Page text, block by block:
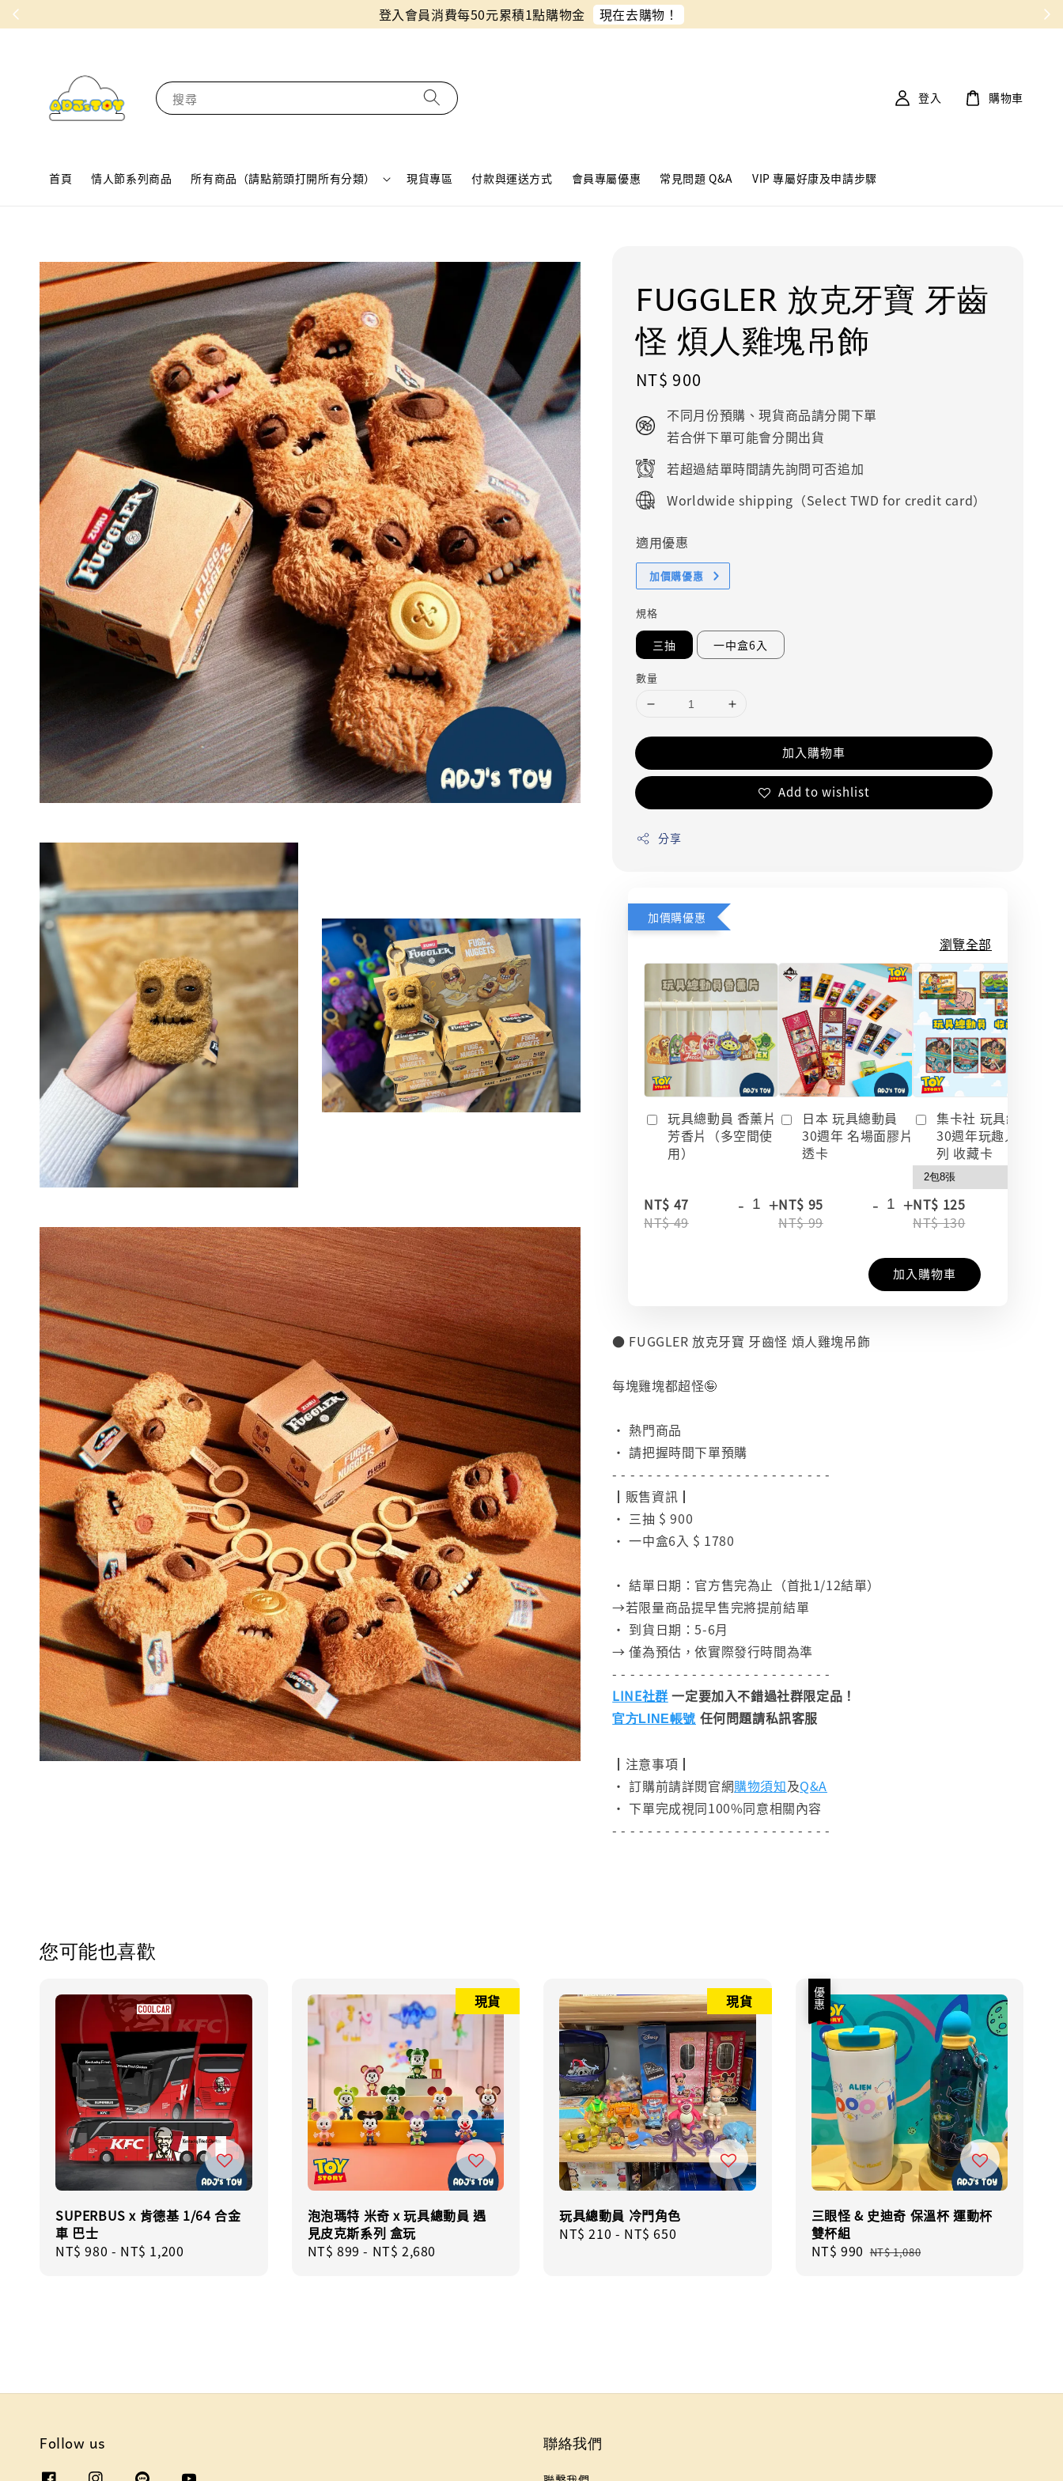
同月份預購單免費合併！只需付一筆運費
搜尋
首頁 情人節系列商品 所有商品（請點箭頭打開所有分類） 現貨專區 付款與運送方式 會員專屬優惠 常見問題 Q&A VIP 專屬好康及申請步驟
登入 購物車
FUGGLER 放克牙寶 牙齒
怪 煩人雞塊吊飾
Regular
NT$ 900
不同月份預購、現貨商品請分開下單
若合併下單可能會分開出貨
若超過結單時間請先詢問可否追加
Worldwide shipping（Select TWD for credit card）
適用優惠
加價購優惠
規格
三抽 一中盒6入
數量
加入購物車
Add to wishlist
分享
加價購優惠
瀏覽全部
玩具總動員 香薰片
芳香片（多空間使
用）
NT$ 47
NT$ 49
- +
日本 玩具總動員
30週年 名場面膠片
透卡
NT$ 95
NT$ 99
- +
集卡社 玩具總動員
30週年玩趣人生系
列 收藏卡
NT$ 125
NT$ 130
加入購物車
● FUGGLER 放克牙寶 牙齒怪 煩人雞塊吊飾
每塊雞塊都超怪🤪
• 熱門商品
• 請把握時間下單預購
- - - - - - - - - - - - - - - - - - - - - - - - -
┃販售資訊┃
• 三抽 $ 900
• 一中盒6入 $ 1780
• 結單日期：官方售完為止（首批1/12結單）
→若限量商品提早售完將提前結單
• 到貨日期：5-6月
→ 僅為預估，依實際發行時間為準
- - - - - - - - - - - - - - - - - - - - - - - - -
LINE社群 一定要加入不錯過社群限定品！
官方LINE帳號 任何問題請私訊客服
┃注意事項┃
• 訂購前請詳閱官網購物須知及Q&A
• 下單完成視同100%同意相關內容
- - - - - - - - - - - - - - - - - - - - - - - - -
您可能也喜歡
SUPERBUS x 肯德基 1/64 合金
車 巴士
Regular
NT$ 980 - NT$ 1,200
現貨
泡泡瑪特 米奇 x 玩具總動員 遇
見皮克斯系列 盒玩
Regular
NT$ 899 - NT$ 2,680
現貨
玩具總動員 冷門角色
Regular
NT$ 210 - NT$ 650
優惠
三眼怪 & 史迪奇 保溫杯 運動杯
雙杯組
Sale
NT$ 990 Regular
NT$ 1,080
Follow us 聯絡我們